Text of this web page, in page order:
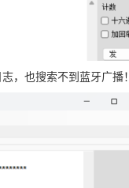
，也搜索不到蓝牙广播！